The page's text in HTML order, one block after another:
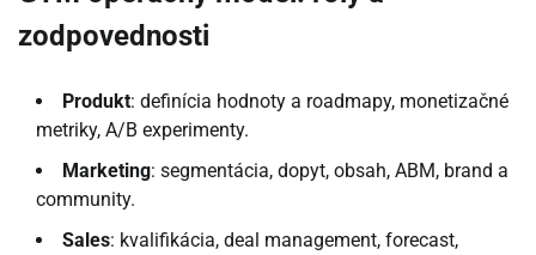
zodpovednosti
Produkt: definícia hodnoty a roadmapy, monetizačné
metriky, A/B experimenty.
Marketing: segmentácia, dopyt, obsah, ABM, brand a
community.
Sales: kvalifikácia, deal management, forecast,